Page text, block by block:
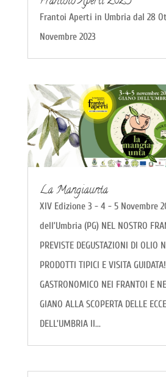
Frantoi Aperti in Umbria dal 28
Novembre 2023
La Mangiaunta
XIV Edizione 3 - 4 - 5 Novembre
dell’Umbria (PG) NEL NOSTRO
PREVISTE DEGUSTAZIONI DI OLIO
PRODOTTI TIPICI E VISITA
GASTRONOMICO NEI FRANTOI E
GIANO ALLA SCOPERTA DELLE
DELL’UMBRIA Il...